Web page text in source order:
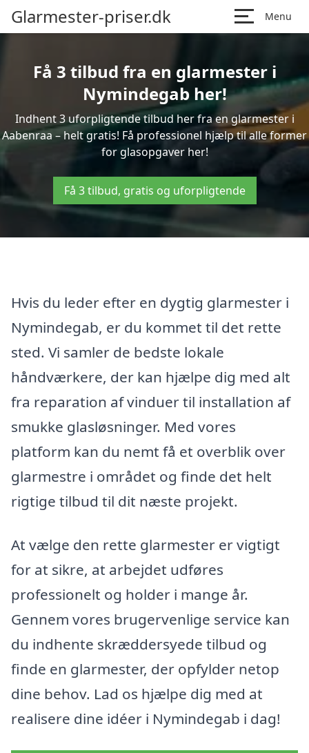
Glarmester-priser.dk Menu
Få 3 tilbud fra en glarmester i
Nymindegab her!
Indhent 3 uforpligtende tilbud her fra en glarmester i
Aabenraa – helt gratis! Få professionel hjælp til alle former
for glasopgaver her!
Få 3 tilbud, gratis og uforpligtende
Hvis du leder efter en dygtig glarmester i
Nymindegab, er du kommet til det rette
sted. Vi samler de bedste lokale
håndværkere, der kan hjælpe dig med alt
fra reparation af vinduer til installation af
smukke glasløsninger. Med vores
platform kan du nemt få et overblik over
glarmestre i området og finde det helt
rigtige tilbud til dit næste projekt.
At vælge den rette glarmester er vigtigt
for at sikre, at arbejdet udføres
professionelt og holder i mange år.
Gennem vores brugervenlige service kan
du indhente skræddersyede tilbud og
finde en glarmester, der opfylder netop
dine behov. Lad os hjælpe dig med at
realisere dine idéer i Nymindegab i dag!